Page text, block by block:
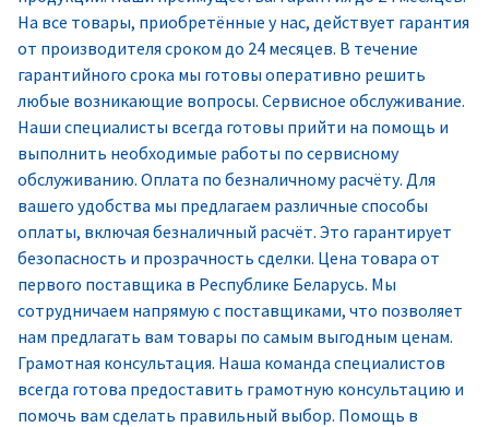
На все товары, приобретённые у нас, действует гарантия
от производителя сроком до 24 месяцев. В течение
гарантийного срока мы готовы оперативно решить
любые возникающие вопросы. Сервисное обслуживание.
Наши специалисты всегда готовы прийти на помощь и
выполнить необходимые работы по сервисному
обслуживанию. Оплата по безналичному расчёту. Для
вашего удобства мы предлагаем различные способы
оплаты, включая безналичный расчёт. Это гарантирует
безопасность и прозрачность сделки. Цена товара от
первого поставщика в Республике Беларусь. Мы
сотрудничаем напрямую с поставщиками, что позволяет
нам предлагать вам товары по самым выгодным ценам.
Грамотная консультация. Наша команда специалистов
всегда готова предоставить грамотную консультацию и
помочь вам сделать правильный выбор. Помощь в